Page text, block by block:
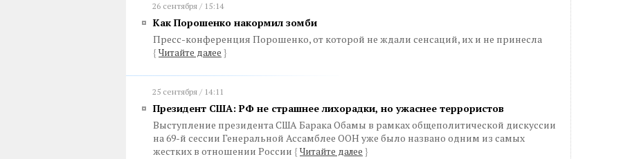
26 сентября / 15:14
Как Порошенко накормил зомби
Пресс-конференция Порошенко, от которой не ждали сенсаций, их и не принесла
{ Читайте далее }
25 сентября / 14:11
Президент США: РФ не страшнее лихорадки, но ужаснее террористов
Выступление президента США Барака Обамы в рамках общеполитической дискуссии
на 69-й сессии Генеральной Ассамблее ООН уже было названо одним из самых
жестких в отношении России { Читайте далее }